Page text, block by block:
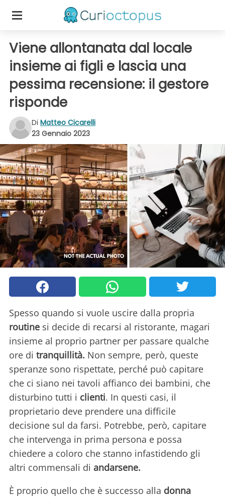
Viene allontanata dal locale
insieme ai figli e lascia una
pessima recensione: il gestore
risponde
Di Matteo Cicarelli
23 Gennaio 2023
Spesso quando si vuole uscire dalla propria
routine si decide di recarsi al ristorante, magari
insieme al proprio partner per passare qualche
ore di tranquillità. Non sempre, però, queste
speranze sono rispettate, perché può capitare
che ci siano nei tavoli affianco dei bambini, che
disturbino tutti i clienti. In questi casi, il
proprietario deve prendere una difficile
decisione sul da farsi. Potrebbe, però, capitare
che intervenga in prima persona e possa
chiedere a coloro che stanno infastidendo gli
altri commensali di andarsene.
È proprio quello che è successo alla donna